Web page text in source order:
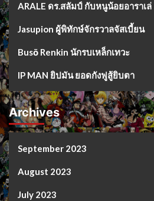
ARALE ดร.สลัมป์ กับหนูน้อยอาราเล่
Jasupion ผู้พิทักษ์จักรวาลจัสเบี้ยน
Busō Renkin นักรบเหล็กเทวะ
IP MAN ยิปมัน ยอดกังฟูสู้ยิบตา
Archives
September 2023
August 2023
July 2023